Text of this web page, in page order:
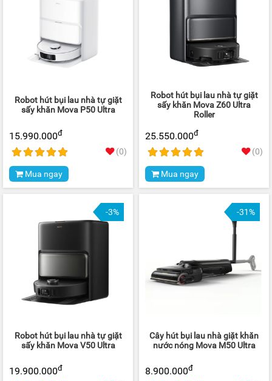
Robot hút bụi lau nhà tự giặt
sấy khăn Mova P50 Ultra
15.990.000đ
(0)
Mua ngay
Robot hút bụi lau nhà tự giặt
sấy khăn Mova Z60 Ultra
Roller
25.550.000đ
(0)
Mua ngay
-3%
Robot hút bụi lau nhà tự giặt
sấy khăn Mova V50 Ultra
19.900.000đ
-31%
Cây hút bụi lau nhà giặt khăn
nước nóng Mova M50 Ultra
8.900.000đ